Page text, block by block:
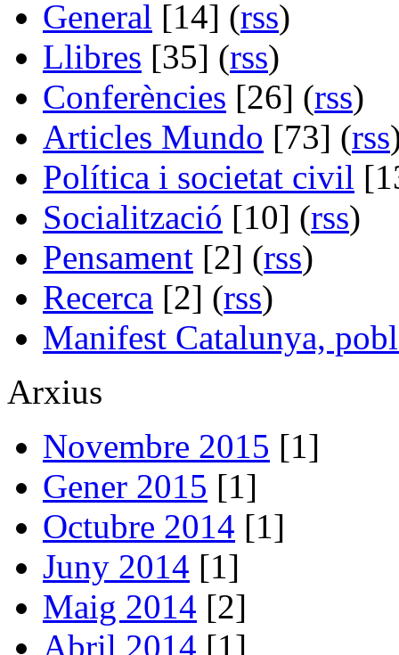
General [14] (rss)
Llibres [35] (rss)
Conferències [26] (rss)
Articles Mundo [73] (rss
Política i societat civil
Socialització [10] (rss)
Pensament [2] (rss)
Recerca [2] (rss)
Manifest Catalunya,
Arxius
Novembre 2015 [1]
Gener 2015 [1]
Octubre 2014 [1]
Juny 2014 [1]
Maig 2014 [2]
Abril 2014 [1]